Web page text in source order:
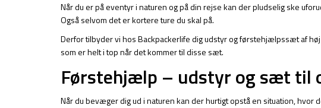
Når du er på eventyr i naturen og på din rejse kan der pludselig ske
Også selvom det er kortere ture du skal på.
Derfor tilbyder vi hos Backpackerlife dig udstyr og førstehjælpssæt af
som er helt i top når det kommer til disse sæt.
Førstehjælp – udstyr og sæt til
Når du bevæger dig ud i naturen kan der hurtigt opstå en situation,